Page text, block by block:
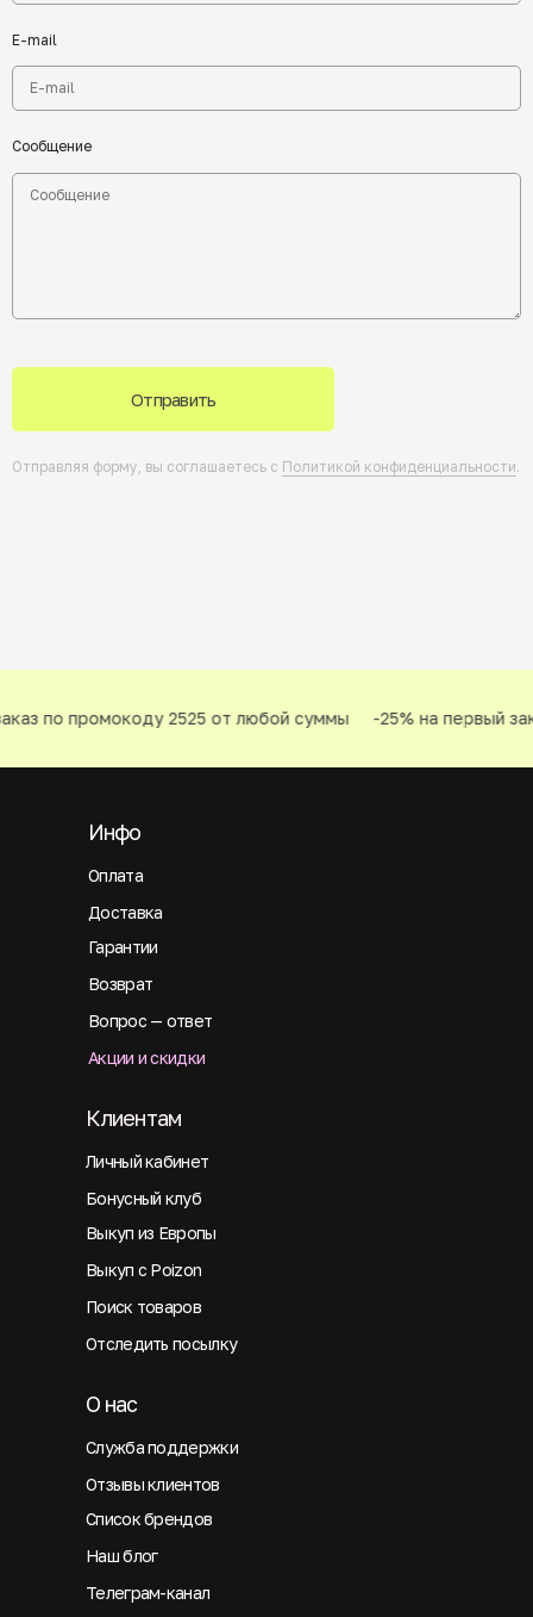
E-mail
Сообщение
Отправить
Отправляя форму, вы соглашаетесь с Политикой конфиденциальности.
по промокоду 2525 от любой суммы -25% на первый
Оплата
Инфо
Доставка
Гарантии
Возврат
Вопрос — ответ
Акции и скидки
Личный кабинет
Клиентам
Бонусный клуб
Выкуп из Европы
Выкуп с Poizon
Поиск товаров
Отследить посылку
Служба поддержки
О нас
Отзывы клиентов
Список брендов
Наш блог
Телеграм-канал